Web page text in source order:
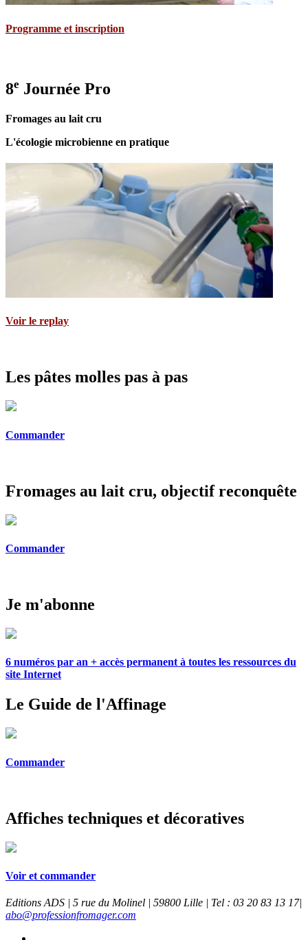
Programme et inscription
8e Journée Pro
Fromages au lait cru
L'écologie microbienne en pratique
Voir le replay
Les pâtes molles pas à pas
Commander
Fromages au lait cru, objectif reconquête
Commander
Je m'abonne
6 numéros par an + accès permanent à toutes les ressources du
site Internet
Le Guide de l'Affinage
Commander
Affiches techniques et décoratives
Voir et commander
Editions ADS | 5 rue du Molinel | 59800 Lille | Tel : 03 20 83 13 17|
abo@professionfromager.com